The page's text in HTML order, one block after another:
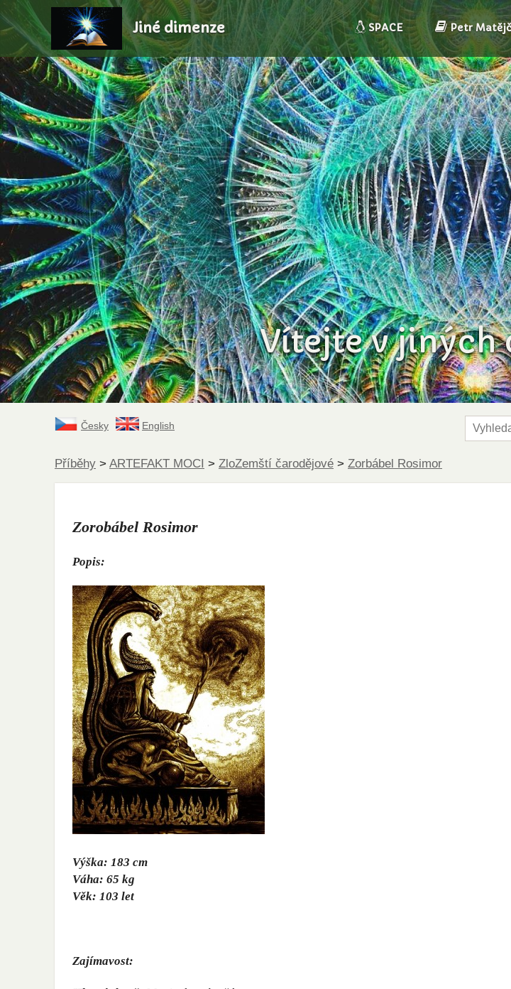
Vítejte v jiných
Jiné dimenze SPACE Petr
Česky English
Příběhy > ARTEFAKT MOCI > ZloZemští čarodějové > Zorbábel Rosimor
Zorobábel Rosimor
Popis:
Výška: 183 cm
Váha: 65 kg
Věk: 103 let
Zajímavost: